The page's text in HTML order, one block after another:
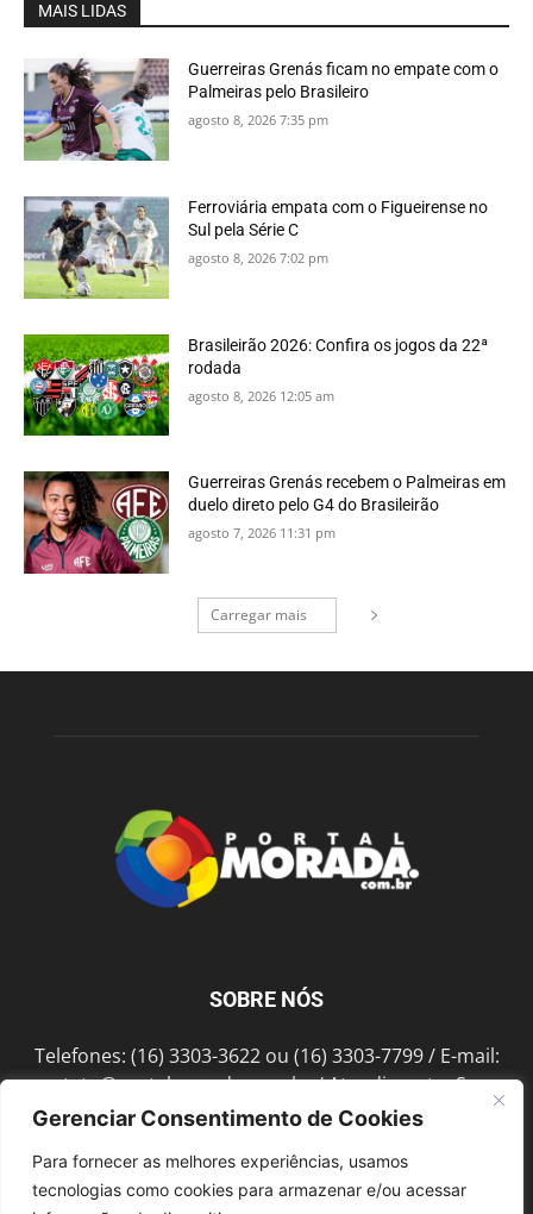
Gerenciar Consentimento de Cookies
Para fornecer as melhores experiências, usamos
tecnologias como cookies para armazenar e/ou acessar
MAIS LIDAS
Guerreiras Grenás ficam no empate com o
Palmeiras pelo Brasileiro
agosto 8, 2026 7:35 pm
Ferroviária empata com o Figueirense no
Sul pela Série C
agosto 8, 2026 7:02 pm
Brasileirão 2026: Confira os jogos da 22ª
rodada
agosto 8, 2026 12:05 am
Guerreiras Grenás recebem o Palmeiras em
duelo direto pelo G4 do Brasileirão
agosto 7, 2026 11:31 pm
Carregar mais
SOBRE NÓS
Telefones: (16) 3303-3622 ou (16) 3303-7799 / E-mail:
contato@portalmorada.com.br/ Atendimento: Seg a
Sex das 8h às 18h / Endereço: Av. Bento de Abreu, 889